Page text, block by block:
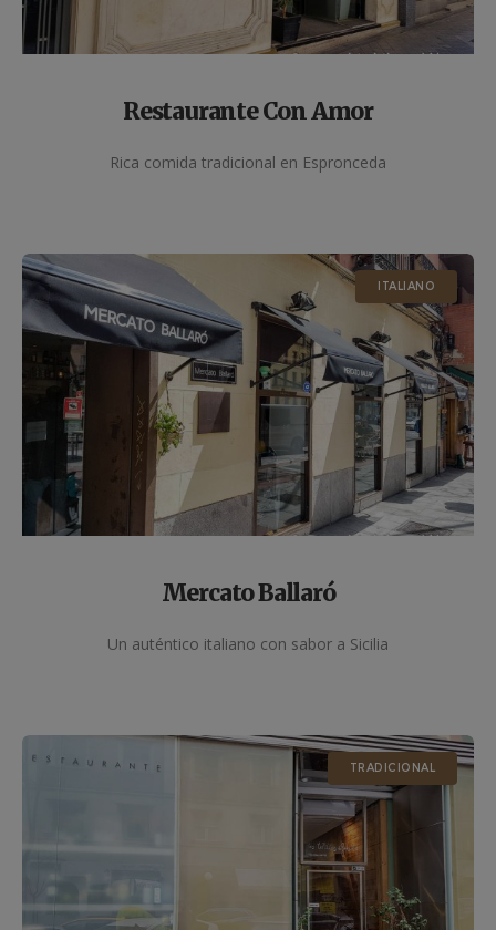
Restaurante Con Amor
Rica comida tradicional en Espronceda
ITALIANO
Mercato Ballaró
Un auténtico italiano con sabor a Sicilia
TRADICIONAL